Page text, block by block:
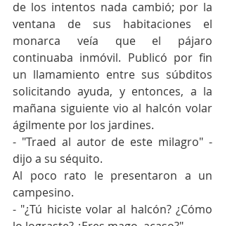
de los intentos nada cambió; por la
ventana de sus habitaciones el
monarca veía que el pájaro
continuaba inmóvil. Publicó por fin
un llamamiento entre sus súbditos
solicitando ayuda, y entonces, a la
mañana siguiente vio al halcón volar
ágilmente por los jardines.
- "Traed al autor de este milagro" -
dijo a su séquito.
Al poco rato le presentaron a un
campesino.
- "¿Tú hiciste volar al halcón? ¿Cómo